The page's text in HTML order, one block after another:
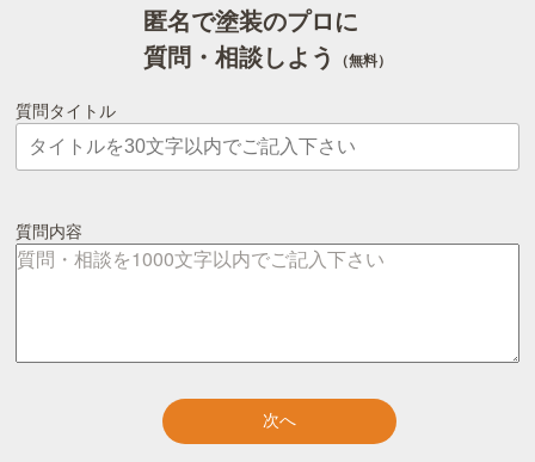
匿名で塗装のプロに
質問・相談しよう （無料）
質問タイトル
質問内容